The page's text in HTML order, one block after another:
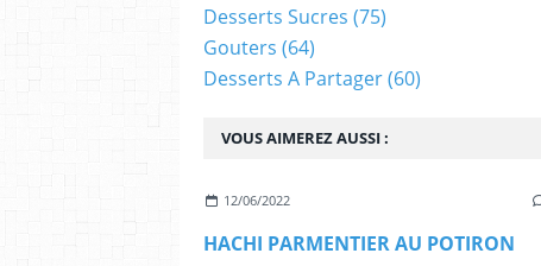
VOUS AIMEREZ AUSSI :
12/06/2022
HACHI PARMENTIER AU POTIRON
Desserts Sucres (75)
Gouters (64)
Desserts A Partager(60)